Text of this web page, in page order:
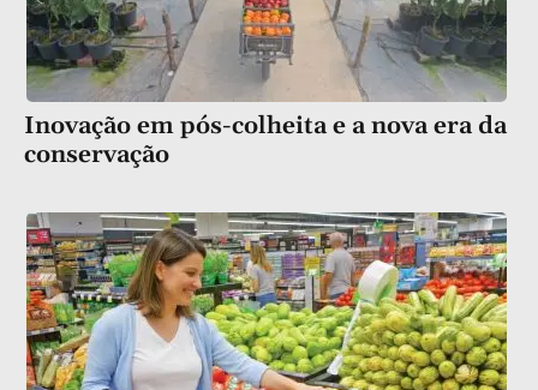
Inovação em pós-colheita e a nova era da
conservação